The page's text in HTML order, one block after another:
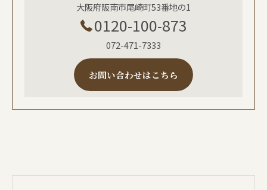
大阪府阪南市尾崎町53番地の1
0120-100-873
072-471-7333
お問い合わせはこちら